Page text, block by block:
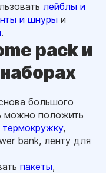
лейблы и
и шнуры и
.
pack и
большого
можно положить
термокружку,
bank, ленту для
пакеты,